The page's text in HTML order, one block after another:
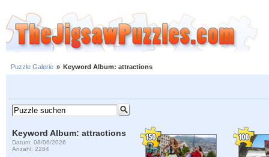
Puzzle Galerie » Keyword Album: attractions
Keyword Album: attractions
Datum: 08/06/2026
Anzahl: 2284